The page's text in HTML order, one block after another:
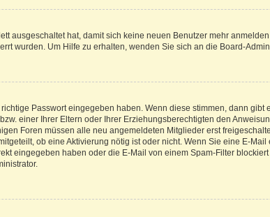
ausgeschaltet hat, damit sich keine neuen Benutzer mehr
wurden. Um Hilfe zu erhalten, wenden Sie sich an die Board-
Passwort eingegeben haben. Wenn diese stimmen, dann gibt
einer Ihrer Eltern oder Ihrer Erziehungsberechtigten den
Foren müssen alle neu angemeldeten Mitglieder erst
ob eine Aktivierung nötig ist oder nicht. Wenn Sie eine E-
eingegeben haben oder die E-Mail von einem Spam-Filter